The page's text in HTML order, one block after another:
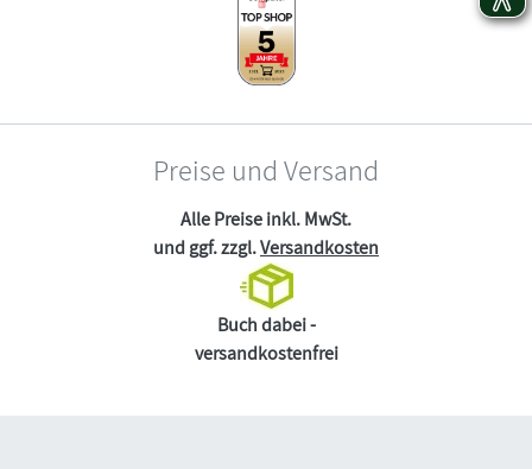
Preise und Versand
Alle Preise inkl. MwSt.
und ggf. zzgl.Versandkosten
Buch dabei -
versandkostenfrei